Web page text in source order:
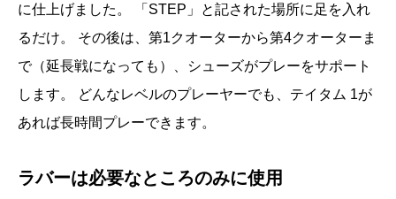
に仕上げました。 「STEP」と記された場所に足を入れ
るだけ。 その後は、第1クオーターから第4クオーターま
で（延長戦になっても）、シューズがプレーをサポート
します。 どんなレベルのプレーヤーでも、テイタム 1が
あれば長時間プレーできます。
ラバーは必要なところのみに使用